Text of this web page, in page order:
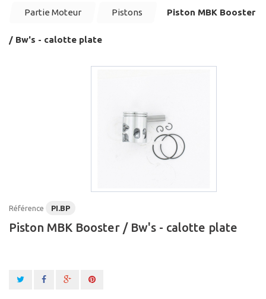
Partie Moteur Pistons Piston MBK Booster
/ Bw's - calotte plate
Référence PI.BP
Piston MBK Booster / Bw's - calotte plate